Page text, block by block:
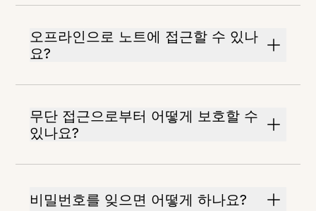
오프라인으로 노트에 접근할 수 있나
요?
무단 접근으로부터 어떻게 보호할 수
있나요?
비밀번호를 잊으면 어떻게 하나요?